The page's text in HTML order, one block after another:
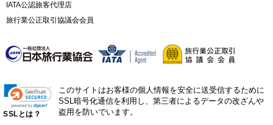
IATA公認旅客代理店
旅行業公正取引協議会会員
SSLとは？
このサイトはお客様の個人情報を安全に送受信するために
SSL暗号化通信を利用し、第三者によるデータの改ざんや
盗用を防いでいます。